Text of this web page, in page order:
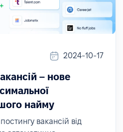
2024-10-17
– нове
найму
вакансій від